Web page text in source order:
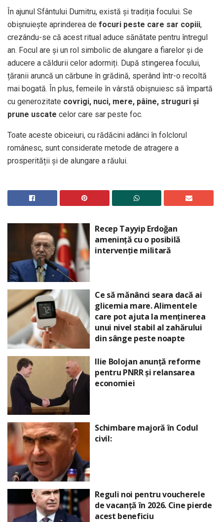
În ajunul Sfântului Dumitru, există și tradiția focului. Se
obișnuiește aprinderea de focuri peste care sar copiii,
crezându-se că acest ritual aduce sănătate pentru întregul
an. Focul are și un rol simbolic de alungare a fiarelor și de
aducere a căldurii celor adormiți. După stingerea focului,
țăranii aruncă un cărbune în grădină, sperând într-o recoltă
mai bogată. În plus, femeile în vârstă obișnuiesc să împartă
cu generozitate covrigi, nuci, mere, pâine, struguri și
prune uscate celor care sar peste foc.
Toate aceste obiceiuri, cu rădăcini adânci în folclorul
românesc, sunt considerate metode de atragere a
prosperității și de alungare a răului.
Recep Tayyip Erdoğan
amenință cu o posibilă
intervenție militară
Ce să mănânci seara dacă ai
glicemia mare. Alimentele
care pot ajuta la menținerea
unui nivel stabil al zahărului
din sânge peste noapte
Ilie Bolojan anunță reforme
pentru PNRR și relansarea
economiei
Schimbare majoră în Codul
civil:
Reguli noi pentru voucherele
de vacanță în 2026. Cine pierde
acest beneficiu